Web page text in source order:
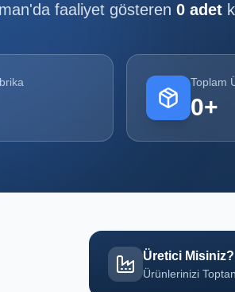
'da faaliyet gösteren 0 adet
Toplam
0+
Üretici Misiniz?
Ürünlerinizi